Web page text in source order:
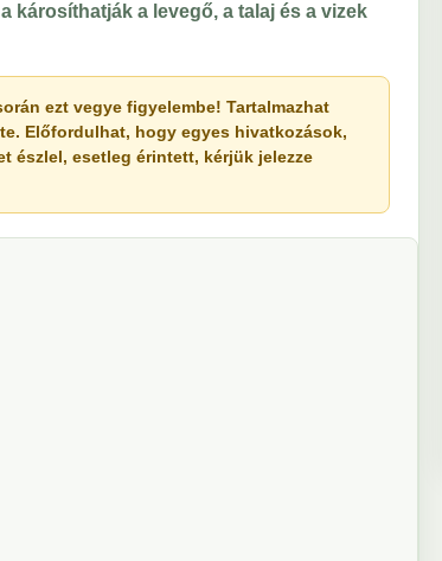
károsíthatják a levegő, a talaj és a vizek
ezt vegye figyelembe! Tartalmazhat
Előfordulhat, hogy egyes hivatkozások,
észlel, esetleg érintett, kérjük jelezze